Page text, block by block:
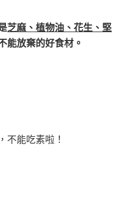
芝麻、植物油、花生、堅
能放棄的好食材。
不能吃素啦！